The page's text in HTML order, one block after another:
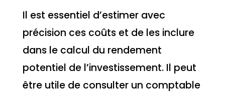
Il est essentiel d’estimer avec
précision ces coûts et de les inclure
dans le calcul du rendement
potentiel de l’investissement. Il peut
être utile de consulter un comptable